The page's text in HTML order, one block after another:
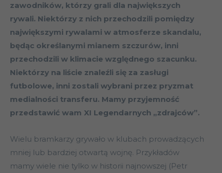
zawodników, którzy grali dla największych
rywali. Niektórzy z nich przechodzili pomiędzy
największymi rywalami w atmosferze skandalu,
będąc określanymi mianem szczurów, inni
przechodzili w klimacie względnego szacunku.
Niektórzy na liście znaleźli się za zasługi
futbolowe, inni zostali wybrani przez pryzmat
medialności transferu. Mamy przyjemność
przedstawić wam XI Legendarnych „zdrajców”.
Wielu bramkarzy grywało w klubach prowadzących
mniej lub bardziej otwartą wojnę. Przykładów
mamy wiele nie tylko w historii najnowszej (Petr